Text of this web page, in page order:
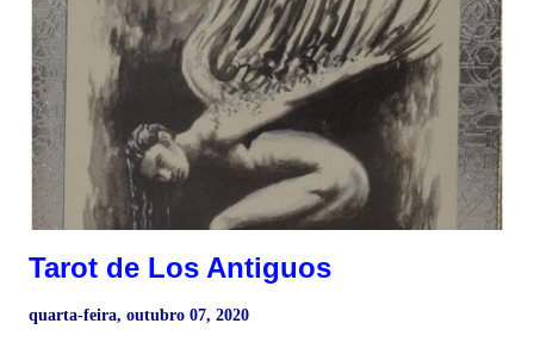
Tarot de Los Antiguos
quarta-feira, outubro 07, 2020